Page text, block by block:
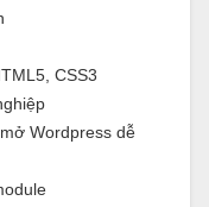
CSS3
Wordpress dễ